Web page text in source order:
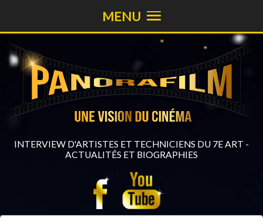
INTERVIEW D'ARTISTES ET TECHNICIENS DU 7E ART -
ACTUALITÉS ET BIOGRAPHIES
MENU